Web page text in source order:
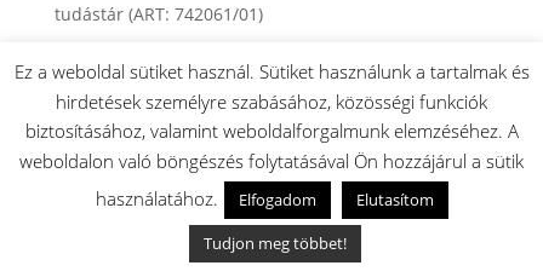
tudástár (ART: 742061/01)
készülékspecifikus tudástár
Gorenje NRS9181VX side-by-side hűtőszekrény –
hibakódok, alkatrészek, javítási útmutató (ART
733129)
Gorenje WA72105 szabadonálló automata mosógép –
készülékspecifikus tudástár (185850/05)
Gorenje WA64123 szabadonálló automata mosógép –
Ez a weboldal sütiket használ. Sütiket használunk a tartalmak és
hirdetések személyre szabásához, közösségi funkciók
biztosításához, valamint weboldalforgalmunk elemzéséhez. A
weboldalon való böngészés folytatásával Ön hozzájárul a sütik
használatához.
Elfogadom
Elutasítom
Tudjon meg többet!